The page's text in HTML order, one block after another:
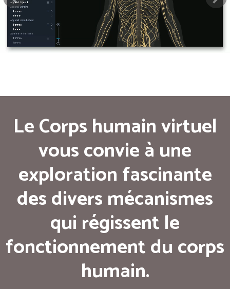
Next
Le Corps humain virtuel
vous convie à une
exploration fascinante
des divers mécanismes
qui régissent le
fonctionnement du corps
humain.